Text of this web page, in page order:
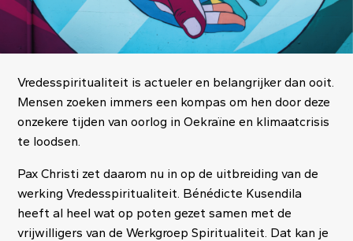
Vredesspiritualiteit is actueler en belangrijker dan ooit.
Mensen zoeken immers een kompas om hen door deze
onzekere tijden van oorlog in Oekraïne en klimaatcrisis
te loodsen.
Pax Christi zet daarom nu in op de uitbreiding van de
werking Vredesspiritualiteit. Bénédicte Kusendila
heeft al heel wat op poten gezet samen met de
vrijwilligers van de Werkgroep Spiritualiteit. Dat kan je